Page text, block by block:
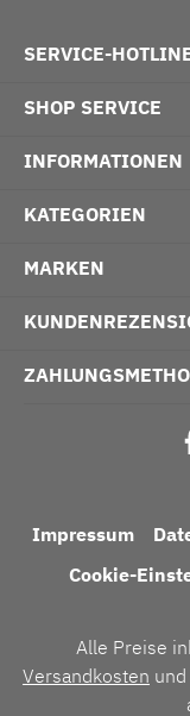
SERVICE-
SHOP SERVICE
INFORMATIONEN
KATEGORIEN
MARKEN
Impressum
Cookie-
Alle Preise
Versandkosten